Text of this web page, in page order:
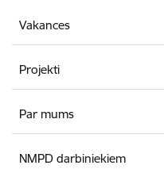
Vakances
Projekti
Par mums
NMPD darbiniekiem